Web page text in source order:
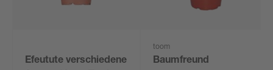
Efeutute verschiedene
toom
Baumfreund